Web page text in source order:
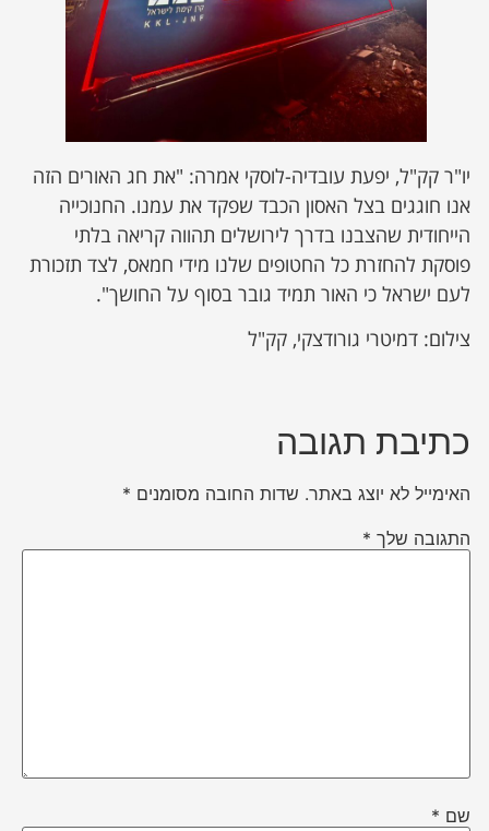
יו"ר קק"ל, יפעת עובדיה-לוסקי אמרה: "את חג האורים הזה
אנו חוגגים בצל האסון הכבד שפקד את עמנו. החנוכייה
הייחודית שהצבנו בדרך לירושלים תהווה קריאה בלתי
פוסקת להחזרת כל החטופים שלנו מידי חמאס, לצד תזכורת
לעם ישראל כי האור תמיד גובר בסוף על החושך".
צילום: דמיטרי גורודצקי, קק"ל
כתיבת תגובה
האימייל לא יוצג באתר. שדות החובה מסומנים *
התגובה שלך *
שם *